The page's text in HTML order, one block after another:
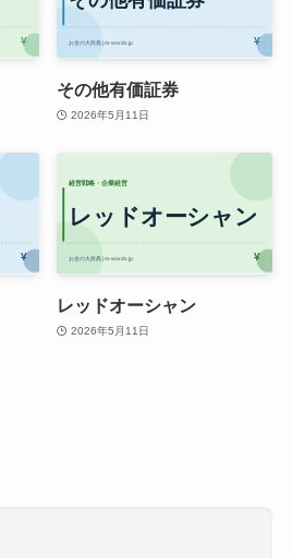
その他有価証券
2026年5月11日
レッドオーシャン
2026年5月11日